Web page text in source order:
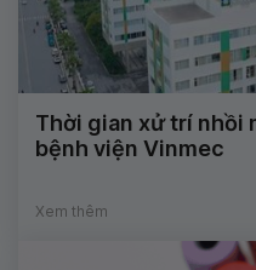
Thời gian xử trí nhồi
bệnh viện Vinmec
Xem thêm